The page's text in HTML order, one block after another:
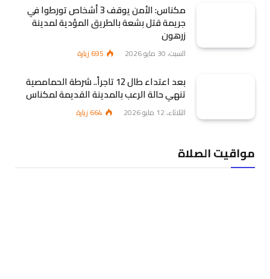
مكناس: الأمن يوقف 3 أشخاص تورطوا في
جريمة قتل بشعة بالطريق المؤدية لمدينة
زرهون
السبت، 30 مايو 2026 695 زيارة
بعد اعتداء طال 12 تاجراً.. شرطة الحمامصية
تنهي حالة الرعب بالمدينة القديمة لمكناس
الثلاثاء، 12 مايو 2026 664 زيارة
مواقيت الصلاة